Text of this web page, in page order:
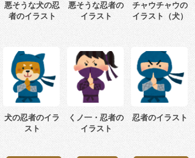
悪そうな犬の忍
者のイラスト
悪そうな忍者の
イラスト
チャウチャウの
イラスト（犬）
犬の忍者のイラ
スト
くノ一・忍者の
イラスト
忍者のイラスト